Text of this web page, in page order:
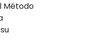
Método